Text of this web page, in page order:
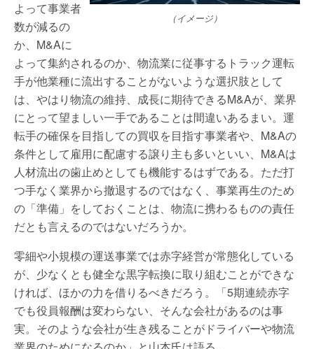
（イメージ）
よって事業者
数が減るの
か、M&Aに
よって集約されるのか、物流業に従事するトラック運転
手が他業種に流出することがないような選択肢として
は、やはり物流の維持、成長に期待できるM&Aが、業界
にとって望ましい一手であることは間違いあるまい。運
転手の確保を目指しての買収を目指す事業者や、M&Aの
条件として雇用に配慮する譲り主も多いといい、M&Aは
人材流出の歯止めとしても機能するはずである。ただ打
つ手なく業界から撤退するのではなく、事業再生のため
の「準備」をしておくことは、物流に携わるものの責任
だとも言えるのではないだろうか。
零細や小規模の運送事業では赤字経営が常態化している
が、少なくとも健全な黒字転換に取り組むことができな
ければ、ほかの力を借りるべきだろう。「5期連続赤字
でも役員報酬は変わらない、そんな会社があるのは事
実。そのような会社が生き残ることがドライバーや物流